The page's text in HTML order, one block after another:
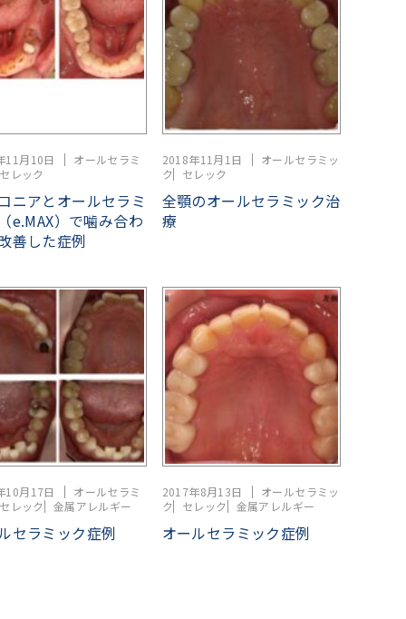
11月10日
オールセラミ
セレック
ニアとオールセラミ
e.MAX）で噛み合わ
善した症例
2018年11月1日
オールセラミッ
ク
セレック
全顎のオールセラミック治
療
10月17日
オールセラミ
セレック
金属アレルギー
セラミック症例
2017年8月13日
オールセラミッ
ク
セレック 金属アレルギー
オールセラミック症例